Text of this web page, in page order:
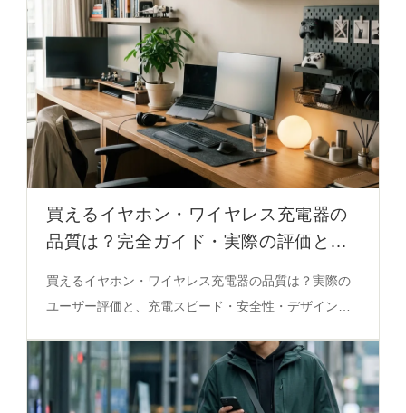
買えるイヤホン・ワイヤレス充電器の
品質は？完全ガイド・実際の評価と選
買えるイヤホン・ワイヤレス充電器の品質は？実際の
ユーザー評価と、充電スピード・安全性・デザインの
最適なアイテムの選び方を必見。